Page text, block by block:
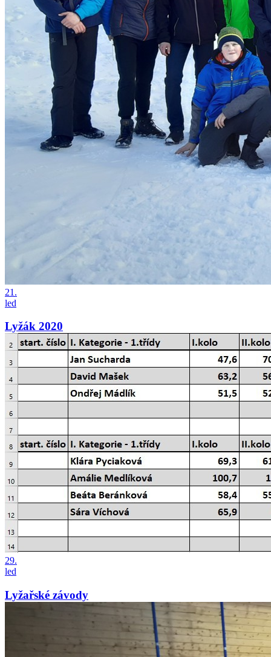
21.
led
Lyžák 2020
29.
led
Lyžařské závody